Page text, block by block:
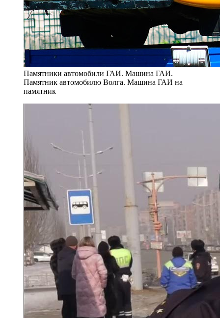
Памятники автомобили ГАИ. Машина ГАИ.
Памятник автомобилю Волга. Машина ГАИ на
памятник